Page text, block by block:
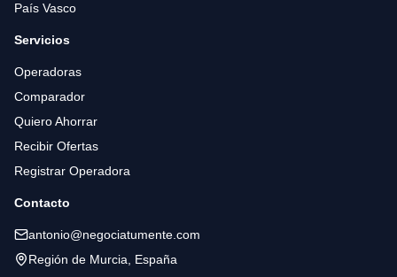
País Vasco
Servicios
Operadoras
Comparador
Quiero Ahorrar
Recibir Ofertas
Registrar Operadora
Contacto
antonio@negociatumente.com
Región de Murcia, España